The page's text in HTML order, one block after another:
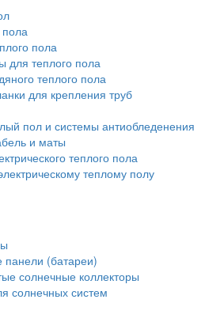
пола
для теплого пола
теплого пола
для крепления труб
пол и системы антиобледенения
и маты
теплого пола
теплому полу
панели (батареи)
солнечные коллекторы
солнечных систем